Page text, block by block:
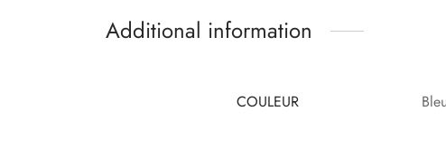
Additional information
COULEUR